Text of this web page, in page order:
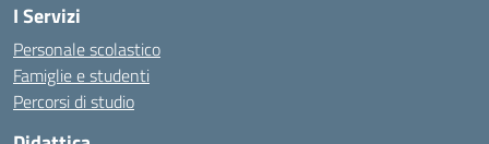
I Servizi
Personale scolastico
Famiglie e studenti
Percorsi di studio